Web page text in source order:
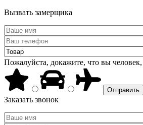
Вызвать замерщика
Пожалуйста, докажите, что вы
Заказать звонок